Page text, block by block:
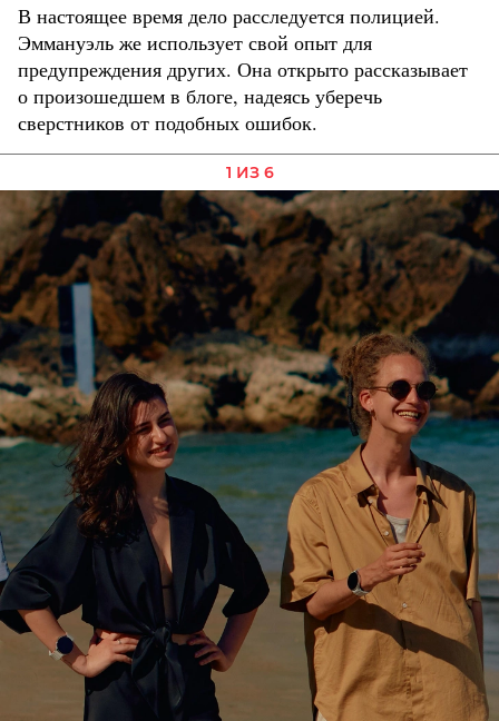
В настоящее время дело расследуется полицией.
Эммануэль же использует свой опыт для
предупреждения других. Она открыто рассказывает
о произошедшем в блоге, надеясь уберечь
сверстников от подобных ошибок.
1 ИЗ 6